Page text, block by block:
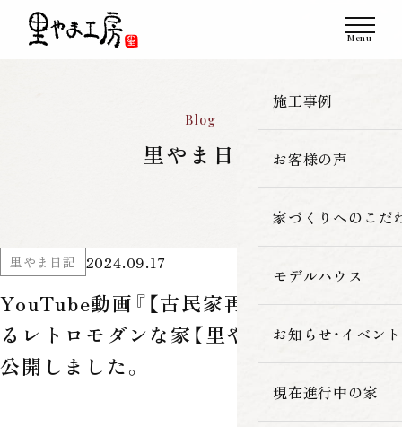
施工事例
一覧
新築
改築・リフォーム
お客様の声
家づくりへのこだ
里やま工房の家
素材へのこだわ
暮らしの性能
モデルハウス
お知らせ・イベント
現在進行中の家
Blog
里やま日記
里やま日記 2024.09.17
YouTube動画『【古民家再生】和の趣が残
るレトロモダンな家【里やま工房】 30』を
公開しました。